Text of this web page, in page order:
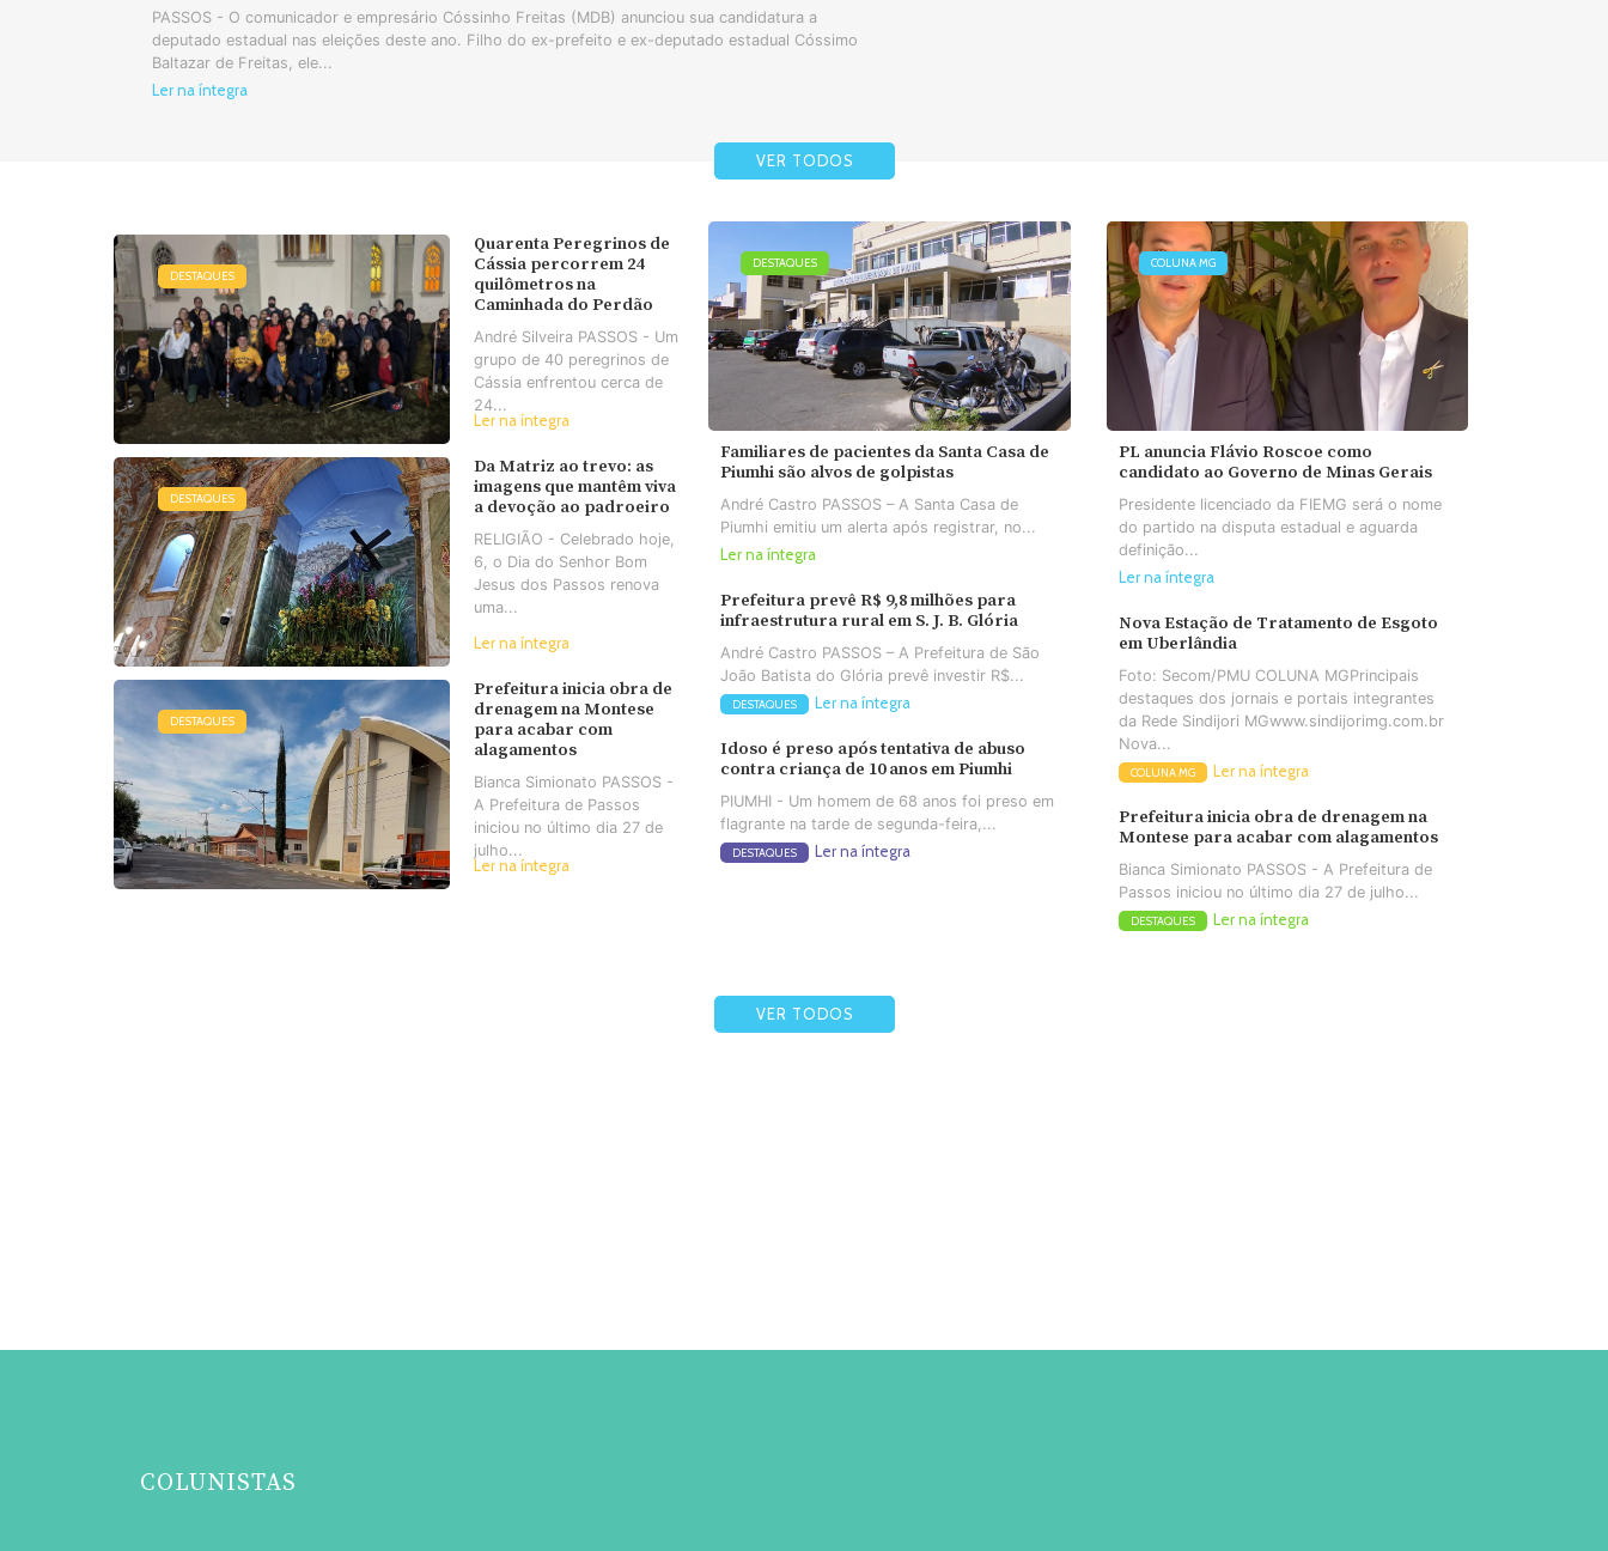
PASSOS - O comunicador e empresário Cóssinho Freitas (MDB) anunciou sua candidatura a
deputado estadual nas eleições deste ano. Filho do ex-prefeito e ex-deputado estadual Cóssimo
Baltazar de Freitas, ele...
Ler na íntegra
VER TODOS
DESTAQUES
Quarenta Peregrinos de
Cássia percorrem 24
quilômetros na
Caminhada do Perdão
André Silveira PASSOS - Um
grupo de 40 peregrinos de
Cássia enfrentou cerca de
24...
Ler na íntegra
DESTAQUES
Da Matriz ao trevo: as
imagens que mantêm viva
a devoção ao padroeiro
RELIGIÃO - Celebrado hoje,
6, o Dia do Senhor Bom
Jesus dos Passos renova
uma...
Ler na íntegra
DESTAQUES
Prefeitura inicia obra de
drenagem na Montese
para acabar com
alagamentos
Bianca Simionato PASSOS -
A Prefeitura de Passos
iniciou no último dia 27 de
julho...
Ler na íntegra
DESTAQUES
Familiares de pacientes da Santa Casa de
Piumhi são alvos de golpistas
André Castro PASSOS – A Santa Casa de
Piumhi emitiu um alerta após registrar, no...
Ler na íntegra
Prefeitura prevê R$ 9,8 milhões para
infraestrutura rural em S. J. B. Glória
André Castro PASSOS – A Prefeitura de São
João Batista do Glória prevê investir R$...
DESTAQUES Ler na íntegra
Idoso é preso após tentativa de abuso
contra criança de 10 anos em Piumhi
PIUMHI - Um homem de 68 anos foi preso em
flagrante na tarde de segunda-feira,...
DESTAQUES Ler na íntegra
COLUNA MG
PL anuncia Flávio Roscoe como
candidato ao Governo de Minas Gerais
Presidente licenciado da FIEMG será o nome
do partido na disputa estadual e aguarda
definição...
Ler na íntegra
Nova Estação de Tratamento de Esgoto
em Uberlândia
Foto: Secom/PMU COLUNA MGPrincipais
destaques dos jornais e portais integrantes
da Rede Sindijori MGwww.sindijorimg.com.br
Nova...
COLUNA MG Ler na íntegra
Prefeitura inicia obra de drenagem na
Montese para acabar com alagamentos
Bianca Simionato PASSOS - A Prefeitura de
Passos iniciou no último dia 27 de julho...
DESTAQUES Ler na íntegra
VER TODOS
COLUNISTAS